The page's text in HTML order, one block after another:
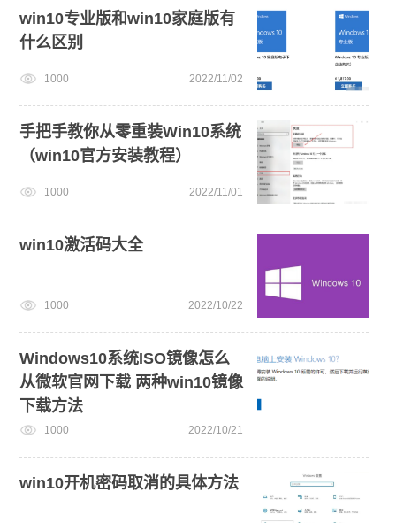
win10专业版和win10家庭版有
什么区别
1000 2022/11/02
手把手教你从零重装Win10系统
（win10官方安装教程）
1000 2022/11/01
win10激活码大全
1000 2022/10/22
Windows10系统ISO镜像怎么
从微软官网下载 两种win10镜像
下载方法
1000 2022/10/21
win10开机密码取消的具体方法